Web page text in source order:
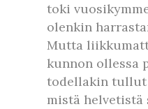
toki
olenkin
Mutta
kunnon ollessa
todellakin
mistä helvetistä